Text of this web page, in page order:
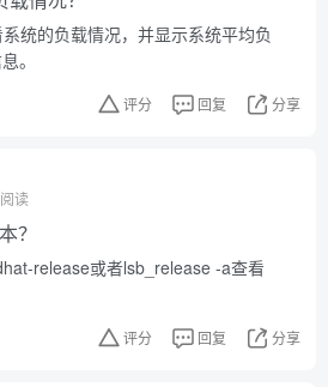
统的负载情况，并显示系统平均负
。
评分 回复 分享
读
？
release或者lsb_release -a查看
评分 回复 分享